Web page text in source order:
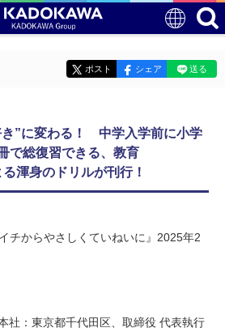
ポスト シェア 送る
き”に変わる！ 中学入学前に小学
で総復習できる、教育
渾身のドリルが刊行！
チからやさしくていねいに』2025年2
社：東京都千代田区、取締役 代表執行